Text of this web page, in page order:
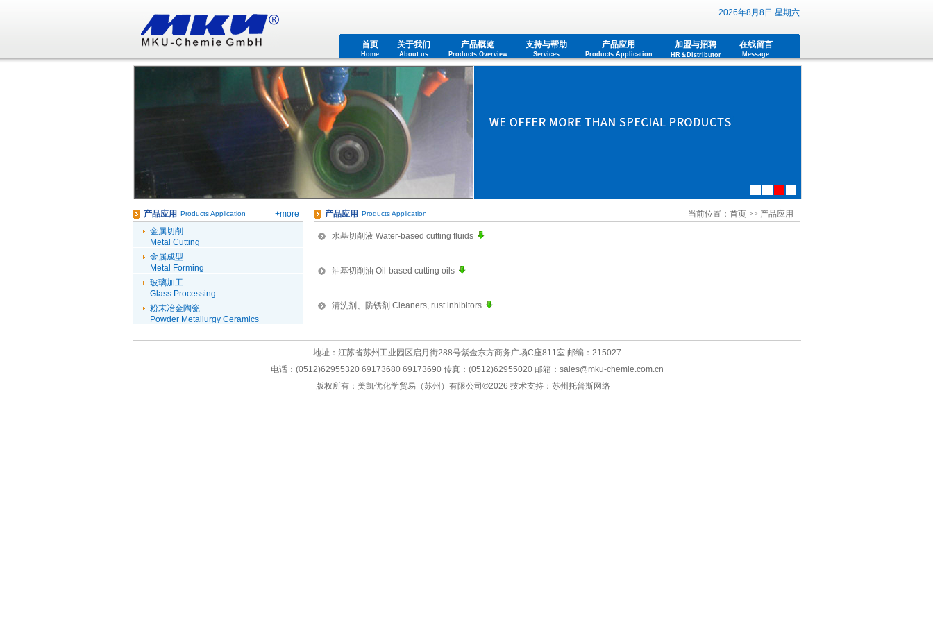
2026年8月8日 星期六
首页
Home
关于我们
About us
产品概览
Products Overview
支持与帮助
Services
产品应用
Products Application
加盟与招聘
HR＆Distributor
在线留言
Message
联系我们
产品应用 Products Application
+more
金属切削
Metal Cutting
金属成型
Metal Forming
玻璃加工
Glass Processing
粉末冶金陶瓷
Powder Metallurgy Ceramics
产品应用 Products Application 当前位置： 首页>> 产品应用
水基切削液 Water-based cutting fluids
油基切削油 Oil-based cutting oils
清洗剂、防锈剂 Cleaners, rust inhibitors
地址： 江苏省苏州工业园区启月街288号紫金东方商务广场C座811室邮编：215027
电话：(0512)62955320 69173680 69173690 传真：(0512)62955020 邮箱： sales@mku-chemie.com.cn
版权所有：美凯优化学贸易（苏州）有限公司©2026 技术支持： 苏州托普斯网络